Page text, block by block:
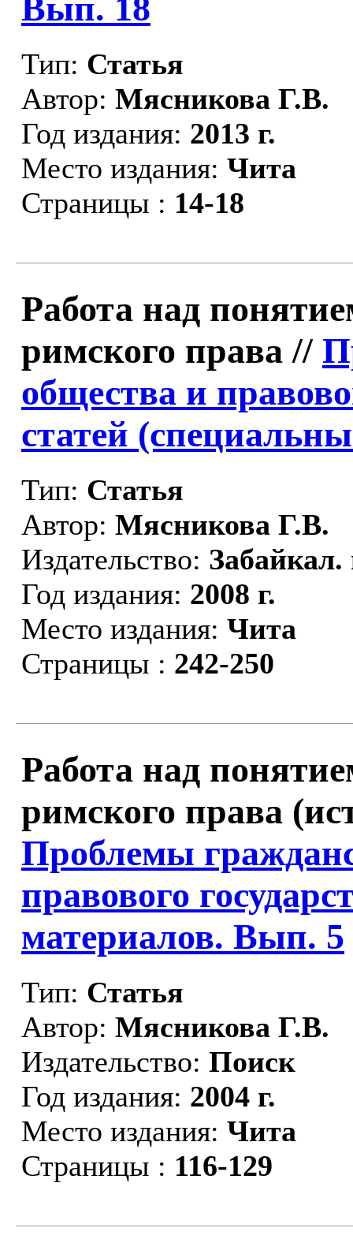
Вып. 18
Тип: Статья
Автор: Мясникова Г.В.
Год издания: 2013 г.
Место издания: Чита
Страницы : 14-18
Работа над
римского права //
общества и
статей
Тип: Статья
Автор: Мясникова Г.В.
Издательство: Забайкал.
Год издания: 2008 г.
Место издания: Чита
Страницы : 242-250
Работа над
римского права
Проблемы
правового
материалов. Вып. 5
Тип: Статья
Автор: Мясникова Г.В.
Издательство: Поиск
Год издания: 2004 г.
Место издания: Чита
Страницы : 116-129